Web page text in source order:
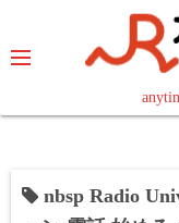
テ
nbsp Radio